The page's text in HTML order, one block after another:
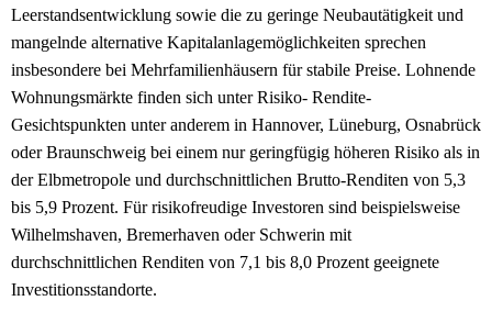
Leerstandsentwicklung sowie die zu geringe Neubautätigkeit und
mangelnde alternative Kapitalanlagemöglichkeiten sprechen
insbesondere bei Mehrfamilienhäusern für stabile Preise. Lohnende
Wohnungsmärkte finden sich unter Risiko- Rendite-
Gesichtspunkten unter anderem in Hannover, Lüneburg, Osnabrück
oder Braunschweig bei einem nur geringfügig höheren Risiko als in
der Elbmetropole und durchschnittlichen Brutto-Renditen von 5,3
bis 5,9 Prozent. Für risikofreudige Investoren sind beispielsweise
Wilhelmshaven, Bremerhaven oder Schwerin mit
durchschnittlichen Renditen von 7,1 bis 8,0 Prozent geeignete
Investitionsstandorte.